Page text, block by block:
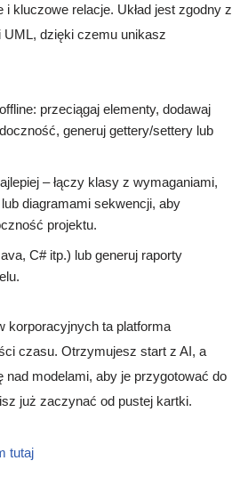
i kluczowe relacje. Układ jest zgodny z
dzięki czemu unikasz
przeciągaj elementy, dodawaj
generuj gettery/settery lub
– łączy klasy z wymaganiami,
diagramami sekwencji, aby
projektu.
C# itp.) lub generuj raporty
korporacyjnych ta platforma
czasu. Otrzymujesz start z AI, a
nad modelami, aby je przygotować do
już zaczynać od pustej kartki.
tutaj